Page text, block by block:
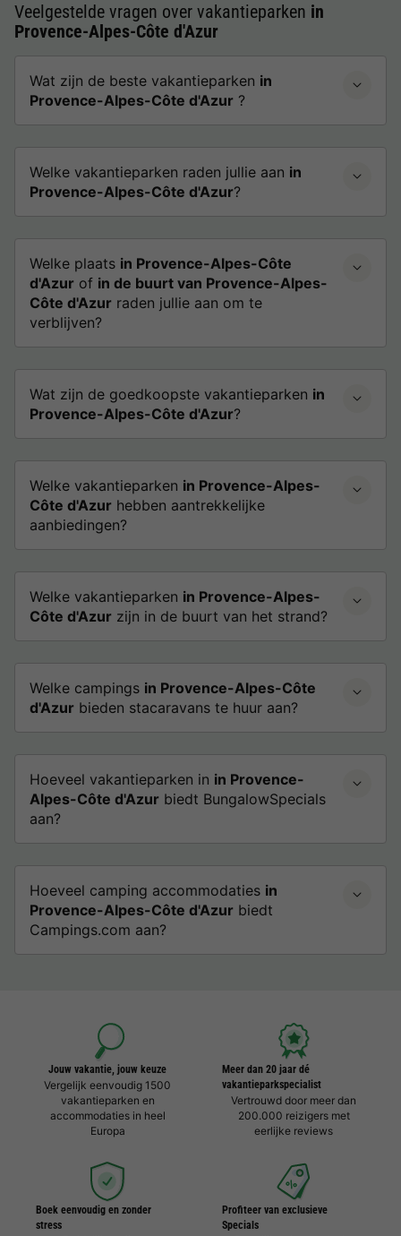
Veelgestelde vragen over vakantieparken in
Provence-Alpes-Côte d'Azur
Wat zijn de beste vakantieparken in
Provence-Alpes-Côte d'Azur ?
Welke vakantieparken raden jullie aan in
Provence-Alpes-Côte d'Azur?
Welke plaats in Provence-Alpes-Côte
d'Azur of in de buurt van Provence-Alpes-
Côte d'Azur raden jullie aan om te
verblijven?
Wat zijn de goedkoopste vakantieparken in
Provence-Alpes-Côte d'Azur?
Welke vakantieparken in Provence-Alpes-
Côte d'Azur hebben aantrekkelijke
aanbiedingen?
Welke vakantieparken in Provence-Alpes-
Côte d'Azur zijn in de buurt van het strand?
Welke campings in Provence-Alpes-Côte
d'Azur bieden stacaravans te huur aan?
Hoeveel vakantieparken in in Provence-
Alpes-Côte d'Azur biedt BungalowSpecials
aan?
Hoeveel camping accommodaties in
Provence-Alpes-Côte d'Azur biedt
Campings.com aan?
Jouw vakantie, jouw keuze
Vergelijk eenvoudig 1500
vakantieparken en
accommodaties in heel
Europa
Meer dan 20 jaar dé
vakantieparkspecialist
Vertrouwd door meer dan
200.000 reizigers met
eerlijke reviews
Boek eenvoudig en zonder
stress
Profiteer van exclusieve
Specials